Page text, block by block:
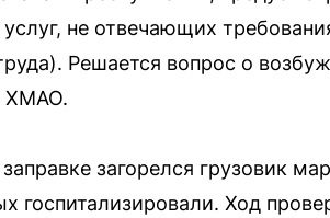
не отвечающих
Решается вопрос о
ХМАО.
загорелся грузовик
госпитализировали. Ход